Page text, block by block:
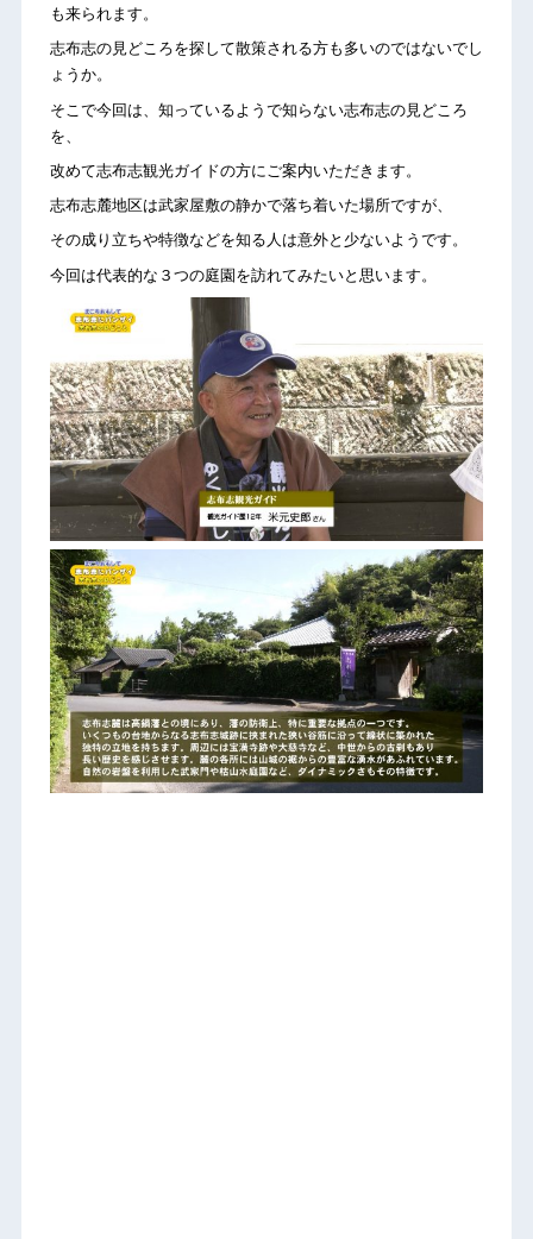
も来られます。
志布志の見どころを探して散策される方も多いのではないでし
ょうか。
そこで今回は、知っているようで知らない志布志の見どころ
を、
改めて志布志観光ガイドの方にご案内いただきます。
志布志麓地区は武家屋敷の静かで落ち着いた場所ですが、
その成り立ちや特徴などを知る人は意外と少ないようです。
今回は代表的な３つの庭園を訪れてみたいと思います。